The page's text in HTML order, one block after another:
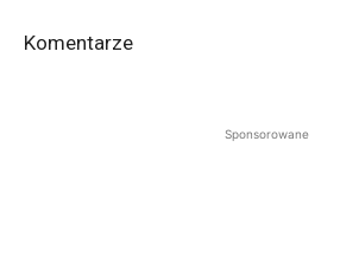
Komentarze
Sponsorowane